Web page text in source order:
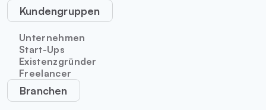
Kundengruppen
Unternehmen
Start-Ups
Existenzgründer
Freelancer
Branchen